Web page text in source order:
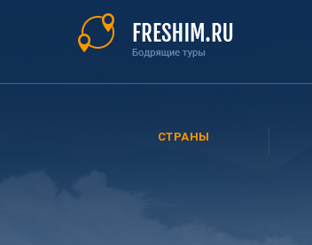
СТРАНЫ
Вы
здесь